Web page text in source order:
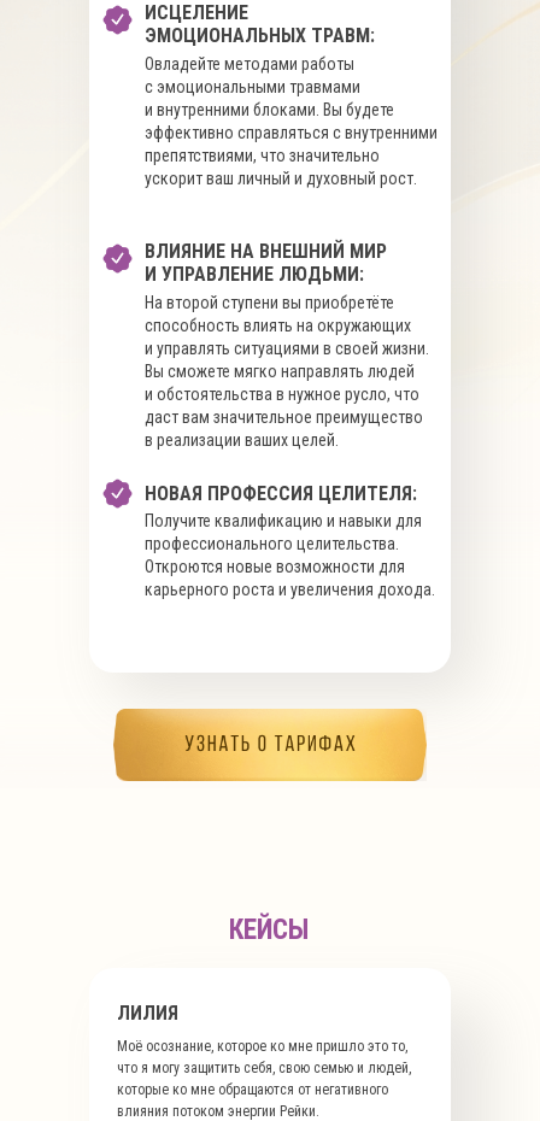
ИСЦЕЛЕНИЕ
ЭМОЦИОНАЛЬНЫХ ТРАВМ:
Овладейте методами работы
с эмоциональными травмами
и внутренними блоками. Вы будете
эффективно справляться с внутренними
препятствиями, что значительно
ускорит ваш личный и духовный рост.
ВЛИЯНИЕ НА ВНЕШНИЙ МИР
И УПРАВЛЕНИЕ ЛЮДЬМИ:
На второй ступени вы приобретёте
способность влиять на окружающих
и управлять ситуациями в своей жизни.
Вы сможете мягко направлять людей
и обстоятельства в нужное русло, что
даст вам значительное преимущество
в реализации ваших целей.
НОВАЯ ПРОФЕССИЯ ЦЕЛИТЕЛЯ:
Получите квалификацию и навыки для
профессионального целительства.
Откроются новые возможности для
карьерного роста и увеличения дохода.
КЕЙСЫ
ЛИЛИЯ
Моё осознание, которое ко мне пришло это то,
что я могу защитить себя, свою семью и людей,
которые ко мне обращаются от негативного
влияния потоком энергии Рейки.